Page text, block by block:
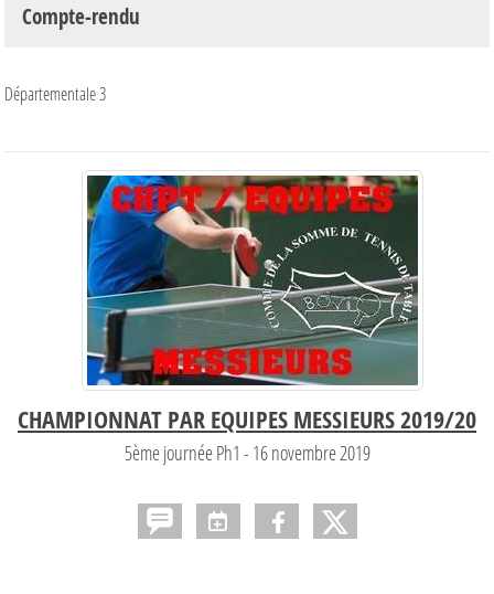
Compte-rendu
Départementale 3
CHAMPIONNAT PAR EQUIPES MESSIEURS 2019/20
5ème journée Ph1 - 16novembre 2019